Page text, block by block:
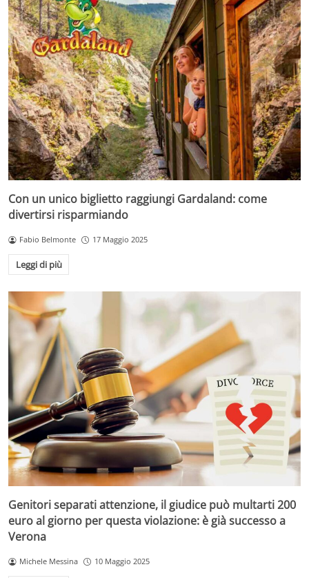
Con un unico biglietto raggiungi Gardaland: come
divertirsi risparmiando
Fabio Belmonte 17 Maggio 2025
Leggi di più
Genitori separati attenzione, il giudice può multarti 200
euro al giorno per questa violazione: è già successo a
Verona
Michele Messina 10 Maggio 2025